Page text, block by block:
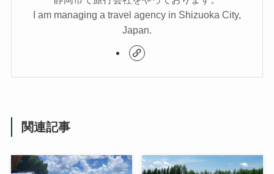
I am managing a travel agency in Shizuoka City,
Japan.
関連記事